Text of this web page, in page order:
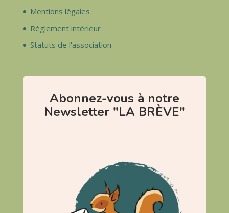
Mentions légales
Règlement intérieur
Statuts de l'association
Abonnez-vous à notre
Newsletter "LA BRÈVE"